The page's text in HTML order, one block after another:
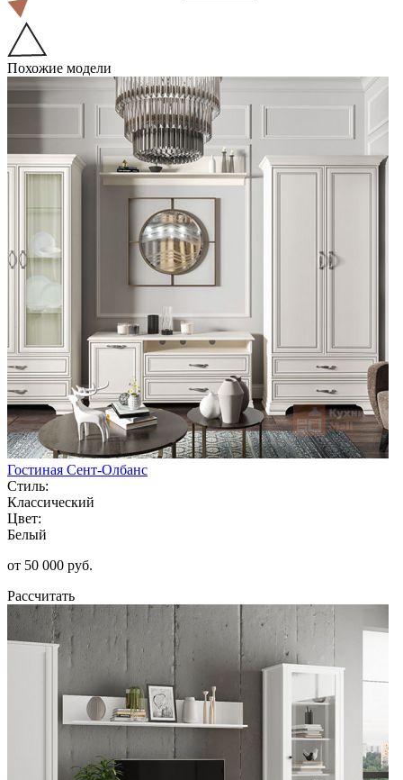
Похожие модели
Гостиная Сент-Олбанс
Стиль:
Классический
Цвет:
Белый
от 50 000 руб.
Рассчитать